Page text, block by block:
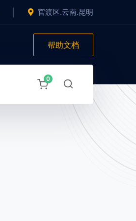
官渡区.云南.昆明
帮助文档
0